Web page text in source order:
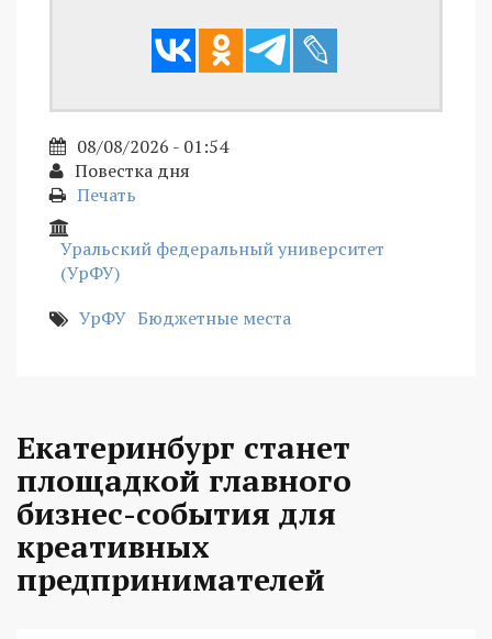
08/08/2026 - 01:54
Повестка дня
Печать
Уральский федеральный университет
(УрФУ)
УрФУ Бюджетные места
Екатеринбург станет
площадкой главного
бизнес-события для
креативных
предпринимателей